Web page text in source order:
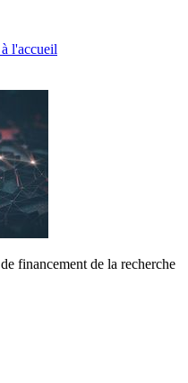
financement de la recherche